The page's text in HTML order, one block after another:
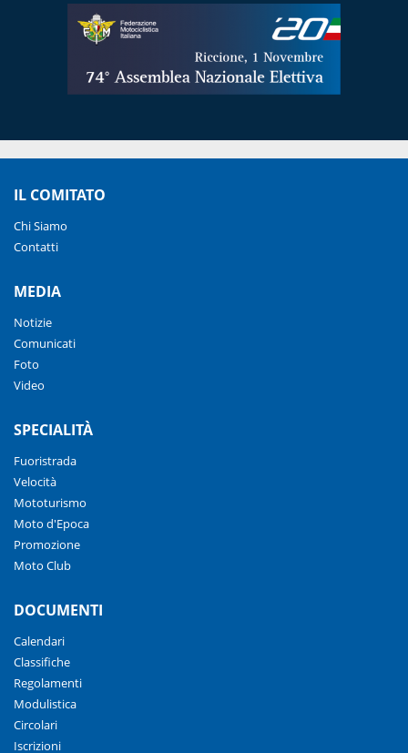
IL COMITATO
Chi Siamo
Contatti
MEDIA
Notizie
Comunicati
Foto
Video
SPECIALITÀ
Fuoristrada
Velocità
Mototurismo
Moto d'Epoca
Promozione
Moto Club
DOCUMENTI
Calendari
Classifiche
Regolamenti
Modulistica
Circolari
Iscrizioni